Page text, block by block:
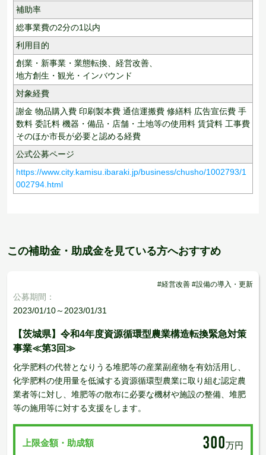
補助率
総事業費の2分の1以内
利用目的
創業・新事業・業態転換、 経営改善、
地方創生・観光・インバウンド
対象経費
謝金 物品購入費 印刷製本費 通信運搬費 修繕料 広告宣伝費 手
数料 委託料 機器・備品・店舗・土地等の使用料 賃貸料 工事費
そのほか市長が必要と認める経費
公式公募ページ
https://www.city.kamisu.ibaraki.jp/business/chusho/1002793/1
002794.html
この補助金・助成金を見ている方へおすすめ
#経営改善 #設備の導入・更新
公募期間：
2023/01/10～2023/01/31
【茨城県】令和4年度資源循環型農業構造転換緊急対策
事業≪第3回≫
化学肥料の代替となりうる堆肥等の産業副産物を有効活用し、
化学肥料の使用量を低減する資源循環型農業に取り組む認定農
業者等に対し、堆肥等の散布に必要な機材や施設の整備、堆肥
等の施用等に対する支援をします。
上限金額・助成額 300万円